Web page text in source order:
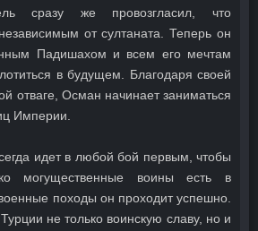
сразу же провозгласил, что
от султаната. Теперь он
Падишахом и всем его мечтам
в будущем. Благодаря своей
отваге, Осман начинает заниматься
Империи.
идет в любой бой первым, чтобы
могущественные воины есть в
походы он проходит успешно.
не только воинскую славу, но и